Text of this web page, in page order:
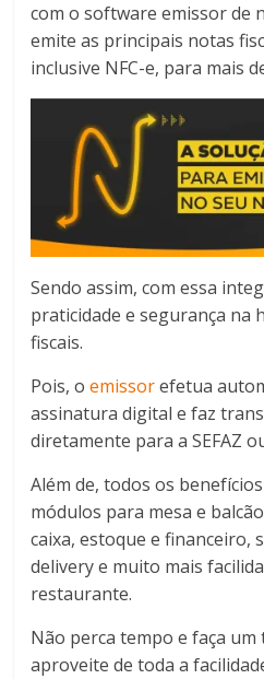
com o software emissor de
emite as principais notas
inclusive NFC-e, para mais
Sendo assim, com essa
praticidade e segurança na
fiscais.
Pois, oemissorefetua
assinatura digital e faz
diretamente para a SEFAZ
Além de, todos os
módulos para mesa e
caixa, estoque e financeiro,
delivery e muito mais
restaurante.
Não perca tempo e faça
aproveite de toda a